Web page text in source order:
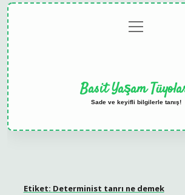
menüyü
aç
Basit Yaşam
Sade ve keyifli bilgilerle tanış!
Etiket: Determinist tanrı ne demek